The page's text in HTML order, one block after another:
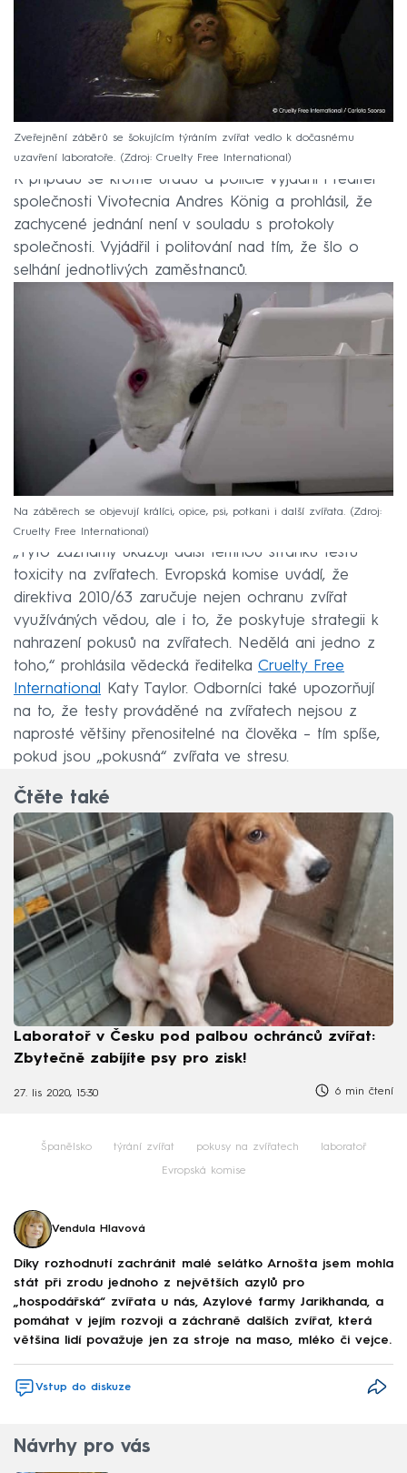
Zveřejnění záběrů se šokujícím týráním zvířat vedlo k dočasnému
uzavření laboratoře.
Zdroj: Cruelty Free International
K případu se kromě úřadů a policie vyjádřil i ředitel
společnosti Vivotecnia Andres König a prohlásil, že
zachycené jednání není v souladu s protokoly
společnosti. Vyjádřil i politování nad tím, že šlo o
selhání jednotlivých zaměstnanců.
Na záběrech se objevují králíci, opice, psi, potkani i další zvířata.
Zdroj:
Cruelty Free International
„Tyto záznamy ukazují další temnou stránku testů
toxicity na zvířatech. Evropská komise uvádí, že
direktiva 2010/63 zaručuje nejen ochranu zvířat
využíváných vědou, ale i to, že poskytuje strategii k
nahrazení pokusů na zvířatech. Nedělá ani jedno z
toho,“ prohlásila vědecká ředitelka Cruelty Free
International
Katy Taylor. Odborníci také upozorňují
na to, že testy prováděné na zvířatech nejsou z
naprosté většiny přenositelné na člověka – tím spíše,
pokud jsou „pokusná“ zvířata ve stresu.
Čtěte také
Laboratoř v Česku pod palbou ochránců zvířat:
Zbytečně zabíjíte psy pro zisk!
27. lis 2020, 15:30 6 min čtení
Španělsko týrání zvířat pokusy na zvířatech laboratoř
Evropská komise
Vendula Hlavová
Díky rozhodnutí zachránit malé selátko Arnošta jsem mohla
stát při zrodu jednoho z největších azylů pro
„hospodářská“ zvířata u nás, Azylové farmy Jarikhanda, a
pomáhat v jejím rozvoji a záchraně dalších zvířat, která
většina lidí považuje jen za stroje na maso, mléko či vejce.
Vstup do diskuze
Návrhy pro vás